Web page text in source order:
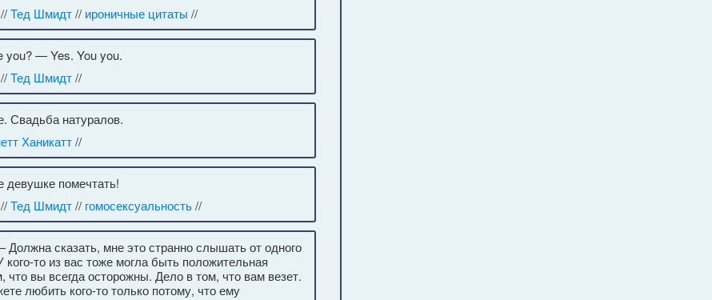
//Тед Шмидт// ироничные цитаты //
— Yes. You you.
//Тед Шмидт//
Свадьба натуралов.
Ханикатт//
помечтать!
//Тед Шмидт// гомосексуальность//
сказать, мне это странно слышать от одного
то из вас тоже могла быть положительная
что вы всегда осторожны. Дело в том, что вам везет.
любить кого-то только потому, что ему